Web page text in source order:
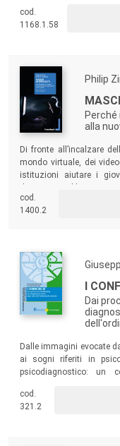
interventi correttivi,
esperienza specifica,
cod.
1168.1.58
Philip
alla
Di fronte all’incalzare
mondo virtuale, dei
istituzioni aiutare i
personale e sociale
aneddoti, ma anche di
cod.
1400.2
I
Dai
Dalle immagini evocate
ai sogni riferiti in
psicodiagnostico: un
empirici e clinici.
cod.
321.2